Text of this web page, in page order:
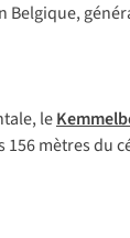
le
mètres du